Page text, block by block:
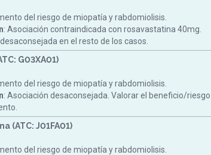
del riesgo de miopatía y rabdomiolisis.
: Asociación contraindicada con rosavastatina 40mg.
en el resto de los casos.
G03XA01)
del riesgo de miopatía y rabdomiolisis.
: Asociación desaconsejada. Valorar el beneficio/riesgo
(ATC: J01FA01)
del riesgo de miopatía y rabdomiolisis.